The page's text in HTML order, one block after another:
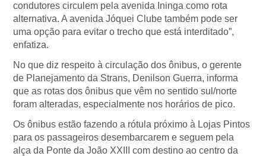
condutores circulem pela avenida Ininga como rota
alternativa. A avenida Jóquei Clube também pode ser
uma opção para evitar o trecho que está interditado”,
enfatiza.
No que diz respeito à circulação dos ônibus, o gerente
de Planejamento da Strans, Denilson Guerra, informa
que as rotas dos ônibus que vêm no sentido sul/norte
foram alteradas, especialmente nos horários de pico.
Os ônibus estão fazendo a rótula próximo à Lojas Pintos
para os passageiros desembarcarem e seguem pela
alça da Ponte da João XXIII com destino ao centro da